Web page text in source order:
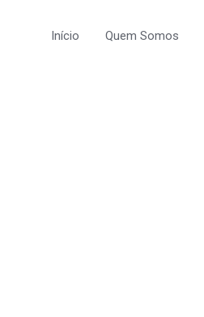
Início Quem Somos